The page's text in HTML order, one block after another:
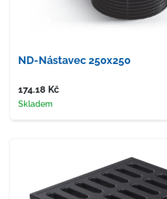
ND-Nástavec 250x250
Cena
174.18 Kč
Dostupnost
Skladem